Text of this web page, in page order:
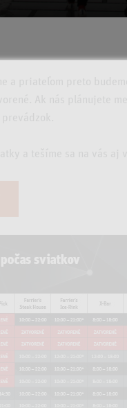
a priateľom preto
Ak nás plánujete
a tešíme sa na vás aj